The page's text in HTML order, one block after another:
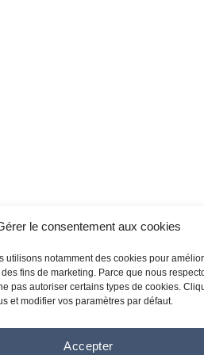
le consentement aux cookies
utilisons notamment des cookies pour
fins de marketing. Parce que nous
pas autoriser certains types de cookies.
et modifier vos paramètres par défaut.
Accepter